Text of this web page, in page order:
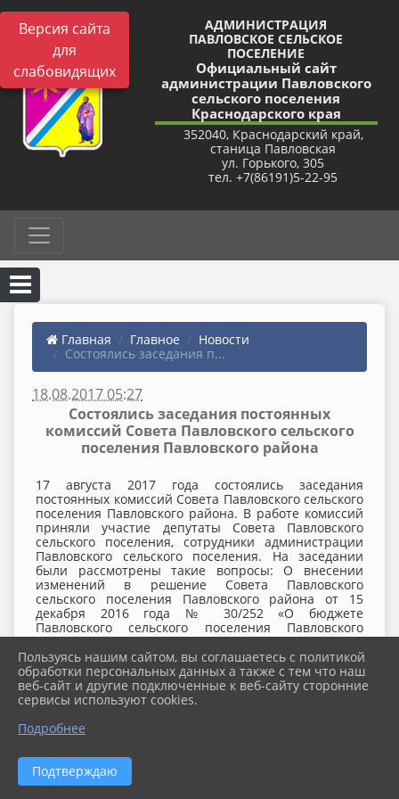
Версия сайта
для
слабовидящих
АДМИНИСТРАЦИЯ
ПАВЛОВСКОЕ СЕЛЬСКОЕ
ПОСЕЛЕНИЕ
Официальный сайт
администрации Павловского
сельского поселения
Краснодарского края
352040, Краснодарский край,
станица Павловская
ул. Горького, 305
тел. +7(86191)5-22-95
Главная Главное
Новости
Состоялись заседания п...
18.08.2017 05:27
Состоялись заседания постоянных
комиссий Совета Павловского сельского
поселения Павловского района
17 августа 2017 года состоялись заседания
постоянных комиссий Совета Павловского сельского
поселения Павловского района. В работе комиссий
приняли участие депутаты Совета Павловского
сельского поселения, сотрудники администрации
Павловского сельского поселения. На заседании
были рассмотрены такие вопросы: О внесении
изменений в решение Совета Павловского
сельского поселения Павловского района от 15
декабря 2016 года № 30/252 «О бюджете
Павловского сельского поселения Павловского
района на 2017 год»; Об утверждении порядка
ведения перечня видов муниципального контроля
и органов местного самоуправления Павловского
сельского поселения Павловского района,
уполномоченных на их осуществление; Об
утверждении Программы комплексного развития
систем коммунальной инфраструктуры Павловского
сельского поселения Павловского района на
перспективу до 2030 года, а также ряд других
вопросов. Все рассмотренные вопросы включены в
повестку дня очередной сессии Совета Павловского
Пользуясь нашим сайтом, вы соглашаетесь с политикой
обработки персональных данных а также с тем что наш
веб-сайт и другие подключенные к веб-сайту сторонние
сервисы используют cookies.
Подробнее
Подтверждаю